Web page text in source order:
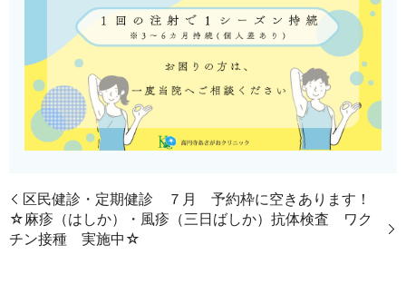
区民健診・定期健診 ７月 予約枠に空きあります！
☆麻疹（はしか）・風疹（三日ばしか）抗体検査 ワク
チン接種 実施中☆